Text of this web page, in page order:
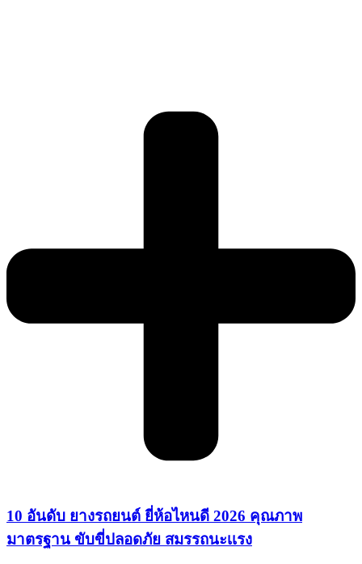
10 อันดับ ยางรถยนต์ ยี่ห้อไหนดี 2026 คุณภาพ
มาตรฐาน ขับขี่ปลอดภัย สมรรถนะเเรง